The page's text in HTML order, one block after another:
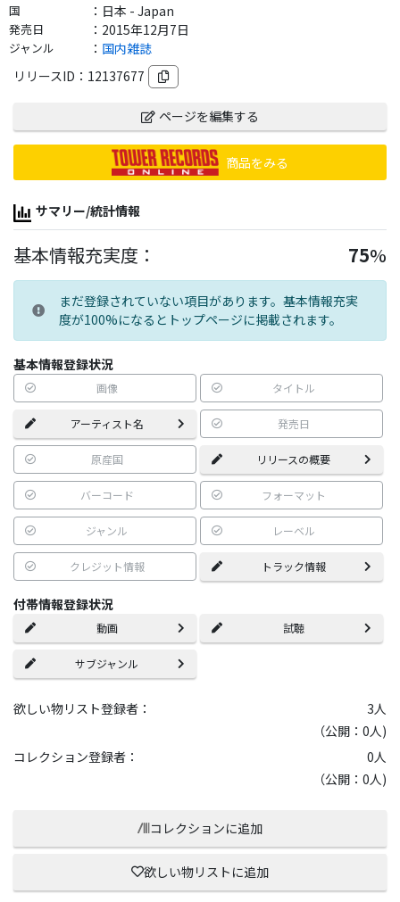
国 ： 日本 - Japan
発売日 ： 2015年12月7日
ジャンル ： 国内雑誌
リリースID： 12137677
ページを編集する
商品をみる
サマリー/統計情報
基本情報充実度： 75%
まだ登録されていない項目があります。基本情報充実
度が100%になるとトップページに掲載されます。
基本情報登録状況
画像 タイトル
アーティスト名 発売日
原産国 リリースの概要
バーコード フォーマット
ジャンル レーベル
クレジット情報 トラック情報
付帯情報登録状況
動画 試聴
サブジャンル
欲しい物リスト登録者： 3人
（公開：0人)
コレクション登録者：
0人
（公開：0人)
コレクションに追加
欲しい物リストに追加